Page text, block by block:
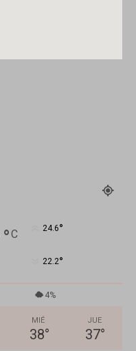
°C 24.6°
22.2°
4%
MIÉ
38°
JUE
37°